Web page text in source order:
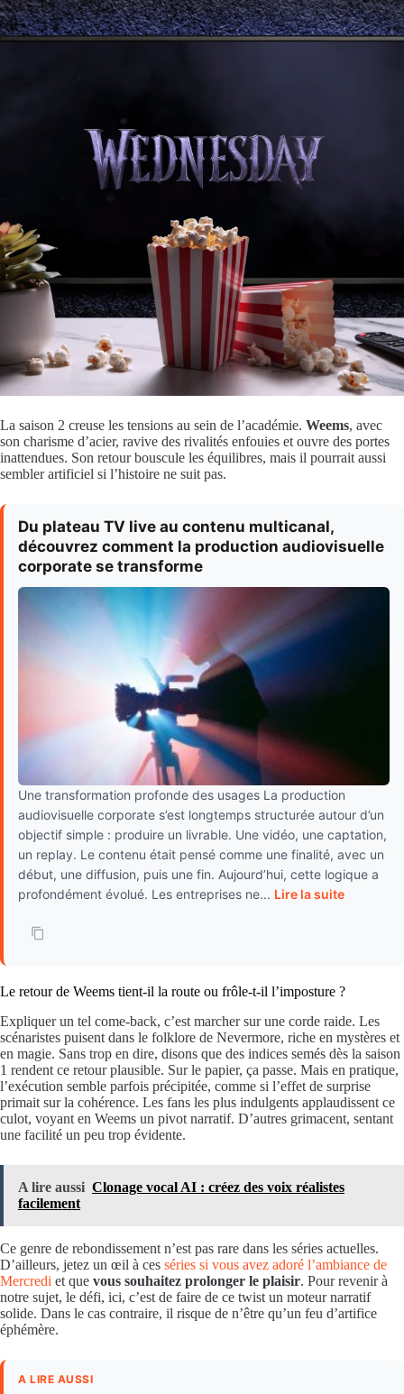
La saison 2 creuse les tensions au sein de l’académie. Weems, avec
son charisme d’acier, ravive des rivalités enfouies et ouvre des portes
inattendues. Son retour bouscule les équilibres, mais il pourrait aussi
sembler artificiel si l’histoire ne suit pas.
Du plateau TV live au contenu multicanal,
découvrez comment la production audiovisuelle
corporate se transforme
Une transformation profonde des usages La production
audiovisuelle corporate s’est longtemps structurée autour d’un
objectif simple : produire un livrable. Une vidéo, une captation,
un replay. Le contenu était pensé comme une finalité, avec un
début, une diffusion, puis une fin. Aujourd’hui, cette logique a
profondément évolué. Les entreprises ne... Lire la suite
Le retour de Weems tient-il la route ou frôle-t-il l’imposture ?
Expliquer un tel come-back, c’est marcher sur une corde raide. Les
scénaristes puisent dans le folklore de Nevermore, riche en mystères et
en magie. Sans trop en dire, disons que des indices semés dès la saison
1 rendent ce retour plausible. Sur le papier, ça passe. Mais en pratique,
l’exécution semble parfois précipitée, comme si l’effet de surprise
primait sur la cohérence. Les fans les plus indulgents applaudissent ce
culot, voyant en Weems un pivot narratif. D’autres grimacent, sentant
une facilité un peu trop évidente.
A lire aussi Clonage vocal AI : créez des voix réalistes
facilement
Ce genre de rebondissement n’est pas rare dans les séries actuelles.
D’ailleurs, jetez un œil à ces séries si vous avez adoré l’ambiance de
Mercredi et que vous souhaitez prolonger le plaisir. Pour revenir à
notre sujet, le défi, ici, c’est de faire de ce twist un moteur narratif
solide. Dans le cas contraire, il risque de n’être qu’un feu d’artifice
éphémère.
A LIRE AUSSI